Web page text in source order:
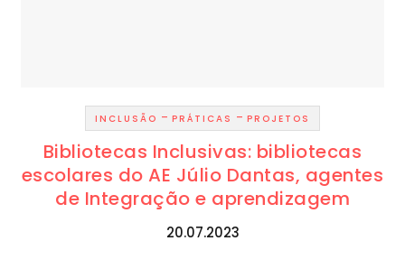
INCLUSÃO - PRÁTICAS - PROJETOS
Bibliotecas Inclusivas: bibliotecas
escolares do AE Júlio Dantas, agentes
de Integração e aprendizagem
20.07.2023